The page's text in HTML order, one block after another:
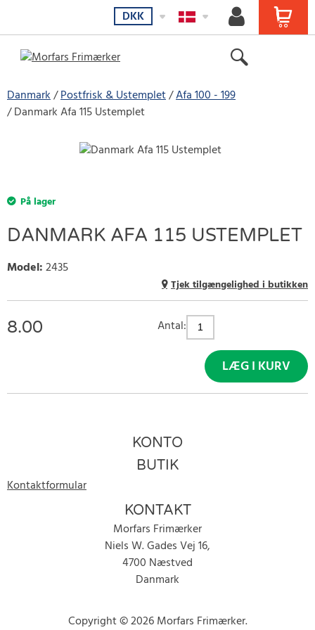
DKK
Danmark Postfrisk & Ustemplet Afa 100 - 199
Danmark Afa 115 Ustemplet
På lager
DANMARK AFA 115 USTEMPLET
Model:2435
Tjek tilgængelighed i butikken
8.00 Antal:
LÆG I KURV
KONTO
BUTIK
Kontaktformular
KONTAKT
Morfars Frimærker
Niels W. Gades Vej 16,
4700 Næstved
Danmark
Copyright © 2026 Morfars Frimærker.